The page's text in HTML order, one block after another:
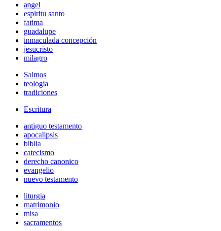
angel
espiritu santo
fatima
guadalupe
inmaculada concepción
jesucristo
milagro
Salmos
teologia
tradiciones
Escritura
antiguo testamento
apocalipsis
biblia
catecismo
derecho canonico
evangelio
nuevo testamento
liturgia
matrimonio
misa
sacramentos